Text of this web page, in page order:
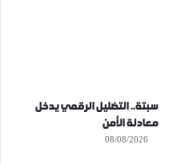
سبتة.. التضليل الرقمي يدخل
معادلة الأمن
08/08/2026